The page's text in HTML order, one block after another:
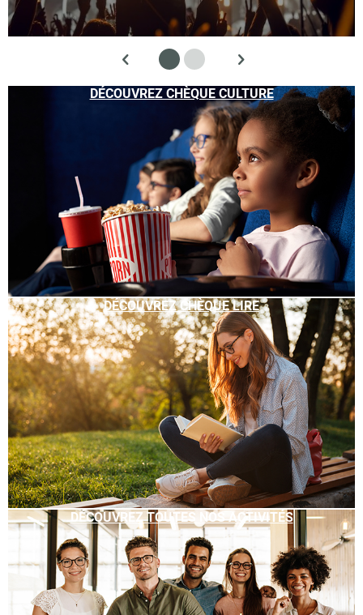
DÉCOUVREZ CHÈQUE CULTURE
DÉCOUVREZ CHÈQUE LIRE
DÉCOUVREZ TOUTES NOS ACTIVITÉS